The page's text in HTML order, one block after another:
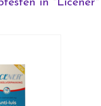
in "Licener"